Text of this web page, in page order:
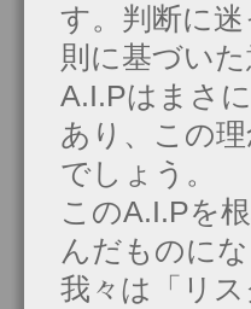
す。判断に
則に基づい
A.I.Pはまさ
あり、この
でしょう。
このA.I.Pを
んだものに
我々は「リ